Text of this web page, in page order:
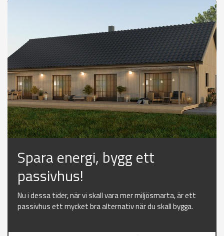
Spara energi, bygg ett
passivhus!
Nu i dessa tider, när vi skall vara mer miljösmarta, är ett
passivhus ett mycket bra alternativ när du skall bygga.